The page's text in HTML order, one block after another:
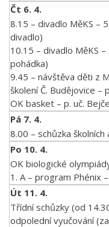
Čt 6. 4.
8.15 – divadlo MěKS –
divadlo)
10.15 – divadlo MěKS
pohádka)
9.45 – návštěva děti z
školení Č. Budějovice –
OK basket – p. uč.
Pá 7. 4.
8.00 – schůzka
Po 10. 4.
OK biologické
1. A – program Phénix
Út 11. 4.
Třídní schůzky (od
odpolední vyučování